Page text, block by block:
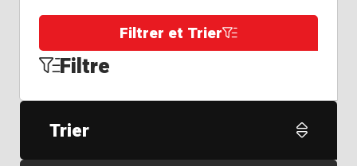
Filtrer et Trier
Filtre
Trier